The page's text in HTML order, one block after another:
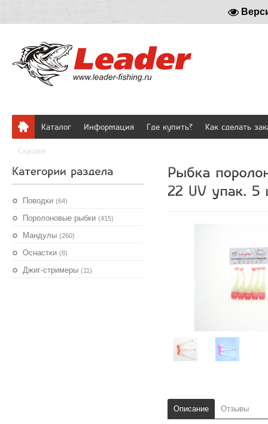
Каталог Информация Где купить? Как сделать
Скидки
Поводки (64)
Поролоновые рыбки (415)
Мандулы (260)
Оснастки (8)
Джиг-стримеры (11)
Описание Отзывы